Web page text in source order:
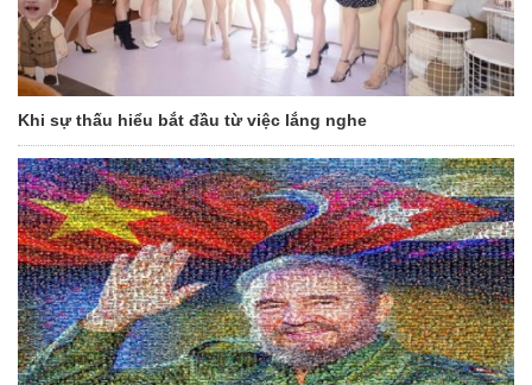
Khi sự thấu hiểu bắt đầu từ việc lắng nghe